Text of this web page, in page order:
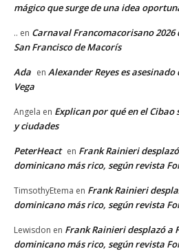
mágico que surge de una idea
.. en Carnaval Francomacorisano
San Francisco de Macorís
Ada en Alexander Reyes es
Vega
Angela en Explican por qué en el Cibao
y ciudades
PeterHeact en Frank Rainieri
dominicano más rico, según revista
TimsothyEtema en Frank Rainieri
dominicano más rico, según revista
Lewisdon en Frank Rainieri desplazó a
dominicano más rico, según revista